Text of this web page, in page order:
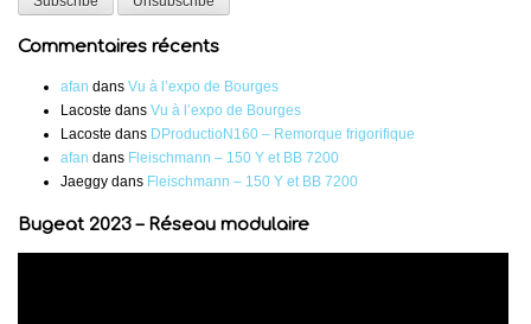
Commentaires récents
afan dans Vu à l’expo de Bourges
Lacoste dans Vu à l’expo de Bourges
Lacoste dans DProductioN160 – Remorque frigorifique
afan dans Fleischmann – 150 Y et BB 7200
Jaeggy dans Fleischmann – 150 Y et BB 7200
Bugeat 2023 – Réseau modulaire